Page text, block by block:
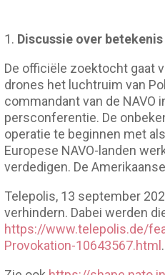
1. Discussie over
De officiële zoektocht gaat
drones het luchtruim van
commandant van de NAVO
persconferentie. De
operatie te beginnen met
Europese NAVO-landen
verdedigen. De
Telepolis, 13 september
verhindern. Dabei werden
https://www.telepolis.de/
Provokation-10643567.html .